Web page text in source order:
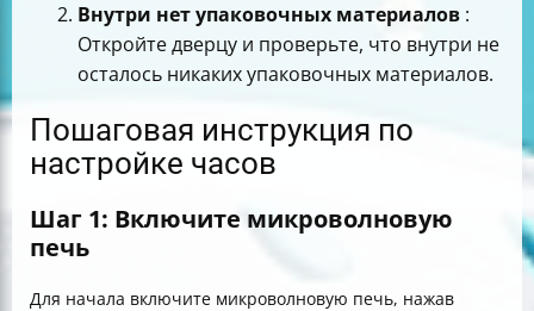
Внутри нет упаковочных материалов :
Откройте дверцу и проверьте, что внутри не
осталось никаких упаковочных материалов.
Пошаговая инструкция по
настройке часов
Шаг 1: Включите микроволновую
печь
Для начала включите микроволновую печь, нажав